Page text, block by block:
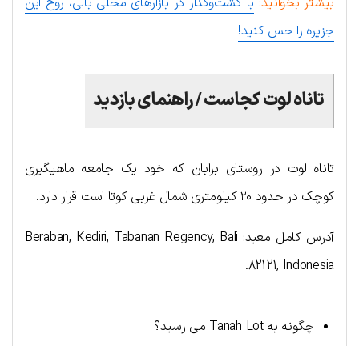
جزیره را حس کنید!
تاناه لوت کجاست / راهنمای بازدید
تاناه لوت در روستای برابان که خود یک جامعه ماهیگیری
کوچک در حدود ۲۰ کیلومتری شمال غربی کوتا است قرار دارد.
آدرس کامل معبد: Beraban, Kediri, Tabanan Regency, Bali
82121, Indonesia.
چگونه به Tanah Lot می رسید؟